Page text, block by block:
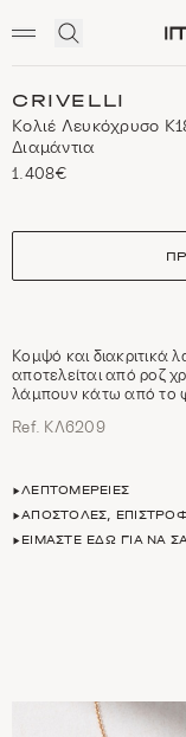
Click
search
CRIVELLI
Κολιέ Λευκόχρυσο
Διαμάντια
1.408€
size
Κομψό και διακριτικά
αποτελείται από ροζ
λάμπουν κάτω από το
Ref. ΚΛ6209
ΛΕΠΤΟΜΈΡΕΙΕΣ
ΑΠΟΣΤΟΛΈΣ,
ΕΊΜΑΣΤΕ ΕΔΏ ΓΙΑ ΝΑ